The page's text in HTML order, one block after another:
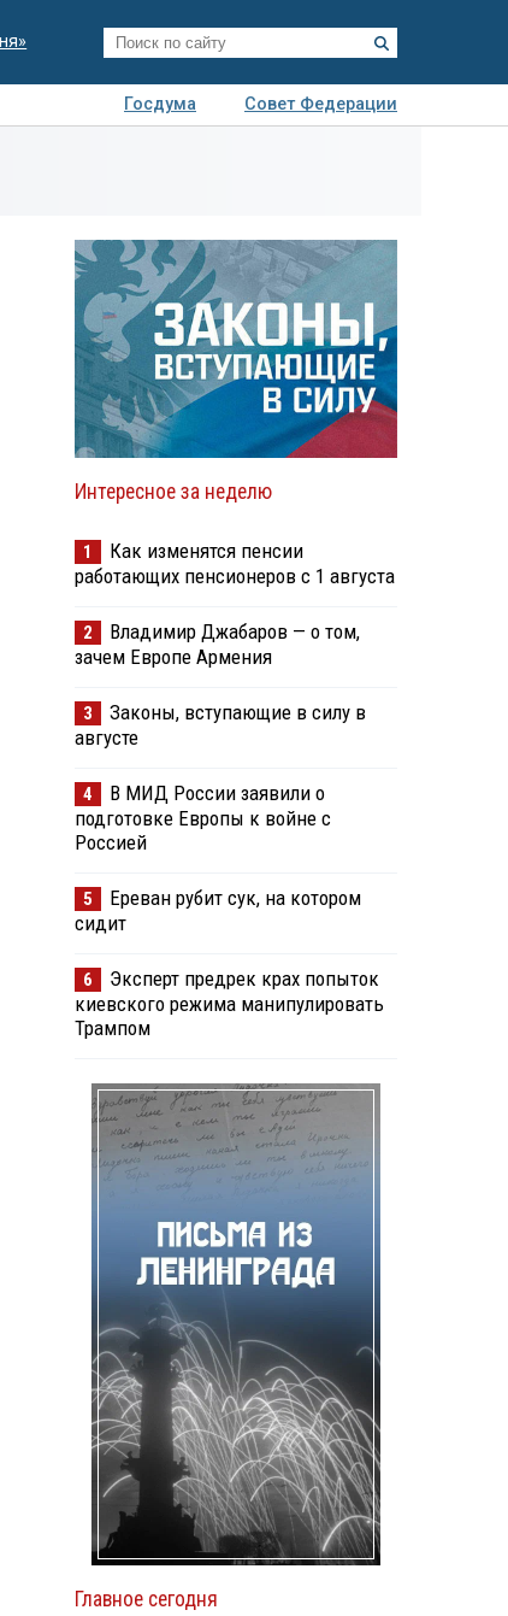
Госдума
Совет Федерации
Интересное за неделю
1
Как изменятся пенсии
работающих пенсионеров с 1 августа
2
Владимир Джабаров — о том,
зачем Европе Армения
3
Законы, вступающие в силу в
августе
4
В МИД России заявили о
подготовке Европы к войне с
Россией
5
Ереван рубит сук, на котором
сидит
6
Эксперт предрек крах попыток
киевского режима манипулировать
Трампом
Главное сегодня